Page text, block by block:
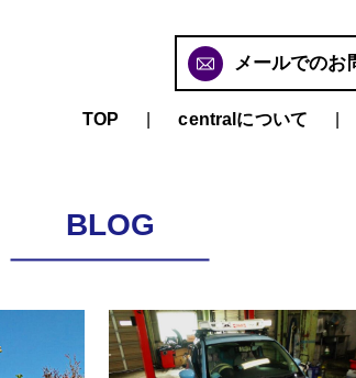
メールでのお
TOP centralについて
BLOG